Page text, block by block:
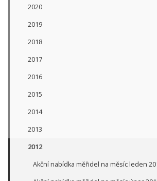
2020
2019
2018
2017
2016
2015
2014
2013
2012
Akční nabídka měřidel na měsíc leden